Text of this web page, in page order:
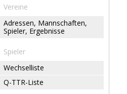
Vereine
Adressen, Mannschaften,
Spieler, Ergebnisse
Spieler
Wechselliste
Q-TTR-Liste